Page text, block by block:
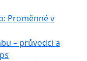
Proměnné v
– průvodci a